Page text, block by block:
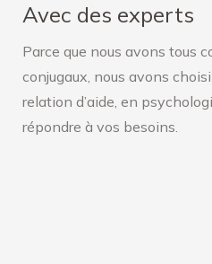
Avec des experts
Parce que nous avons tous
conjugaux, nous avons
relation d’aide, en
répondre à vos besoins.